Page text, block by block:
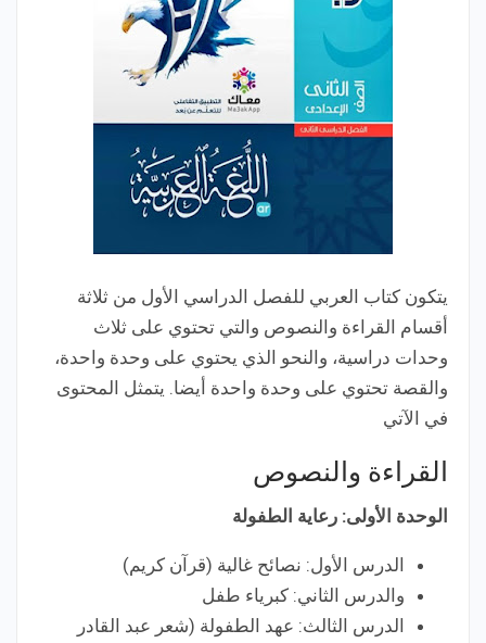
يتكون كتاب العربي للفصل الدراسي الأول من ثلاثة
أقسام القراءة والنصوص والتي تحتوي على ثلاث
وحدات دراسية، والنحو الذي يحتوي على وحدة واحدة،
والقصة تحتوي على وحدة واحدة أيضا. يتمثل المحتوى
في الآتي
القراءة والنصوص
الوحدة الأولى: رعاية الطفولة
الدرس الأول: نصائح غالية (قرآن كريم)
والدرس الثاني: كبرياء طفل
الدرس الثالث: عهد الطفولة (شعر عبد القادر